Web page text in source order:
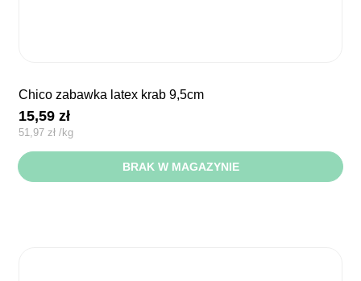
chico zabawka latex krab 9,5cm
15,59zł
51,97 zł /kg
BRAK W MAGAZYNIE